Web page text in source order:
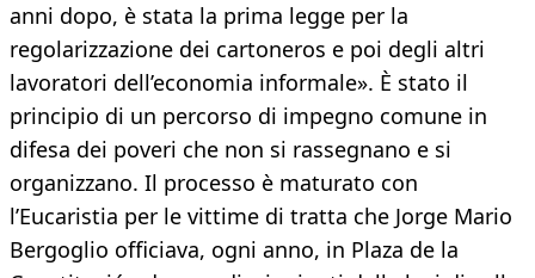
anni dopo, è stata la prima legge per la
regolarizzazione dei cartoneros e poi degli altri
lavoratori dell’economia informale». È stato il
principio di un percorso di impegno comune in
difesa dei poveri che non si rassegnano e si
organizzano. Il processo è maturato con
l’Eucaristia per le vittime di tratta che Jorge Mario
Bergoglio officiava, ogni anno, in Plaza de la